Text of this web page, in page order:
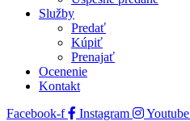
Služby
Predať
Kúpiť
Prenajať
Ocenenie
Kontakt
Facebook-f
Instagram Youtube